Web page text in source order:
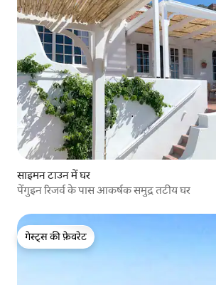
साइमन टाउन में घर
पेंगुइन रिजर्व के पास आकर्षक समुद्र तटीय घर
गेस्ट्स की फ़ेवरेट
गेस्ट्स की फ़ेवरेट